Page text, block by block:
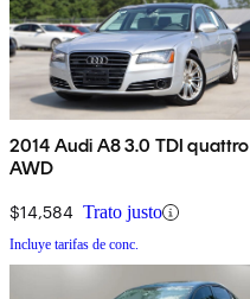
2014 Audi A8 3.0 TDI quattro
AWD
$14,584 Trato justo
Incluye tarifas de conc.